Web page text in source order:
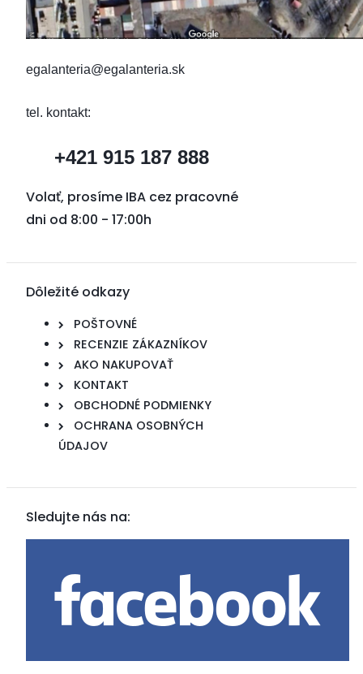
egalanteria@egalanteria.sk
tel. kontakt:
+421 915 187 888
Volať, prosíme IBA cez pracovné
dni od 8:00 - 17:00h
Dôležité odkazy
POŠTOVNÉ
RECENZIE ZÁKAZNÍKOV
AKO NAKUPOVAŤ
KONTAKT
OBCHODNÉ PODMIENKY
OCHRANA OSOBNÝCH
ÚDAJOV
Sledujte nás na: